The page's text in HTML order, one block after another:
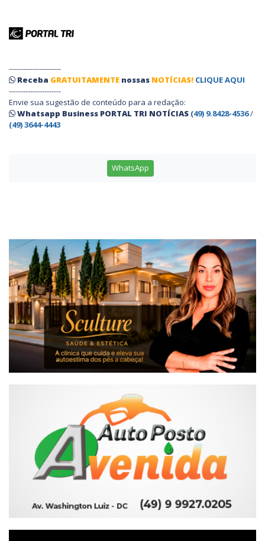
----------------------
Receba GRATUITAMENTE nossas NOTÍCIAS! CLIQUE AQUI
----------------------
Envie sua sugestão de conteúdo para a redação:
Whatsapp Business PORTAL TRI NOTÍCIAS (49) 9.8428-4536/
(49) 3644-4443
WhatsApp